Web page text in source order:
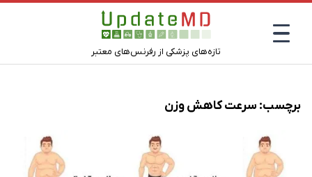
تازه‌های پزشکی از رفرنس‌های معتبر
برچسب: سرعت کاهش وزن